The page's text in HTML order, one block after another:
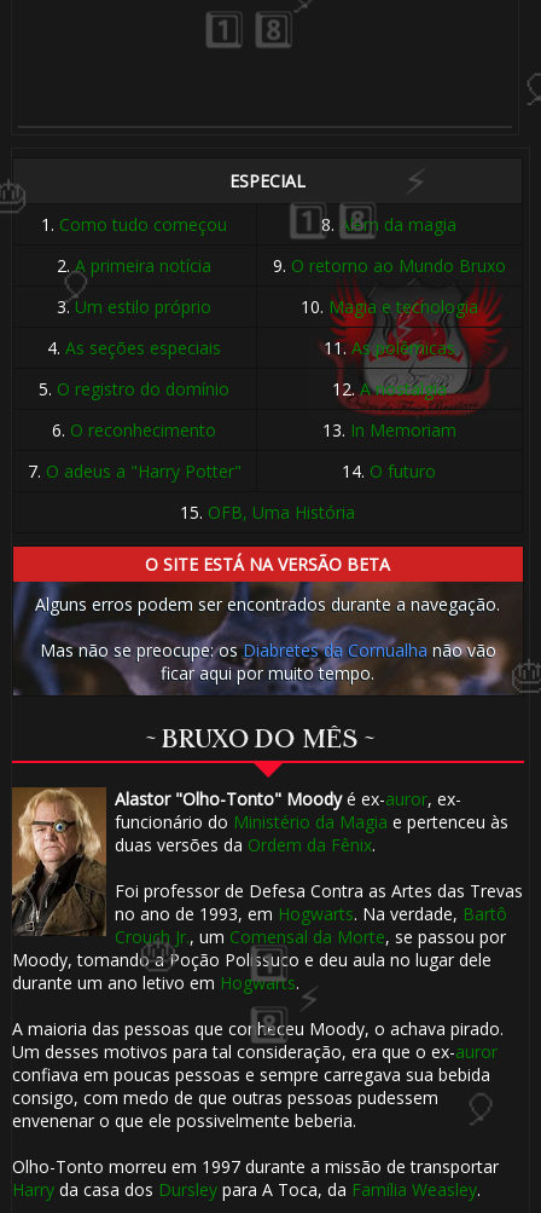
ESPECIAL
1. Como tudo começou 8.Além da magia
2.A primeira notícia 9. O retorno ao Mundo Bruxo
3. Um estilo próprio 10. Magia e tecnologia
4.As seções especiais 11.As polêmicas
5. O registro do domínio 12.A nostalgia
6. O reconhecimento 13. In Memoriam
7. O adeus a "Harry Potter" 14. O futuro
15. OFB, Uma História
O SITE ESTÁ NA VERSÃO BETA
Alguns erros podem ser encontrados durante a navegação.
Mas não se preocupe: osDiabretes da Cornualha não vão
ficar aqui por muito tempo.
~ BRUXO DO MÊS ~
Alastor "Olho-Tonto" Moodyé ex-auror, ex-
funcionário do Ministério da Magia e pertenceu às
duas versões da Ordem da Fênix.
Foi professor de Defesa Contra as Artes das Trevas
no ano de 1993, em Hogwarts. Na verdade, Bartô
Crouch Jr., um Comensal da Morte, se passou por
Moody, tomando a Poção Polissuco e deu aula no lugar dele
durante um ano letivo em Hogwarts.
A maioria das pessoas que conheceu Moody, o achava pirado.
Um desses motivos para tal consideração, era que o ex-auror
confiava em poucas pessoas e sempre carregava sua bebida
consigo, com medo de que outras pessoas pudessem
envenenar o que ele possivelmente beberia.
Olho-Tonto morreu em 1997 durante a missão de transportar
Harryda casa dos Dursleypara A Toca, da Família Weasley.
🎂
🎂
⚡